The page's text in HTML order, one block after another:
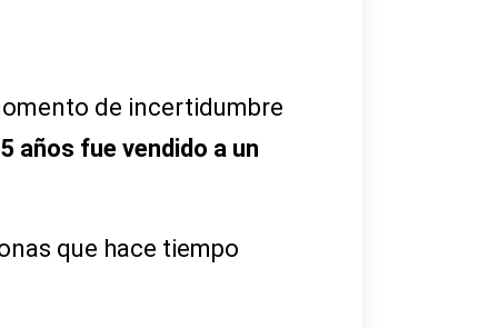
de incertidumbre
años fue vendido a un
que hace tiempo